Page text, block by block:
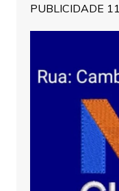
PUBLICIDADE 11